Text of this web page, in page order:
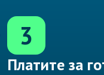
3
Платите за